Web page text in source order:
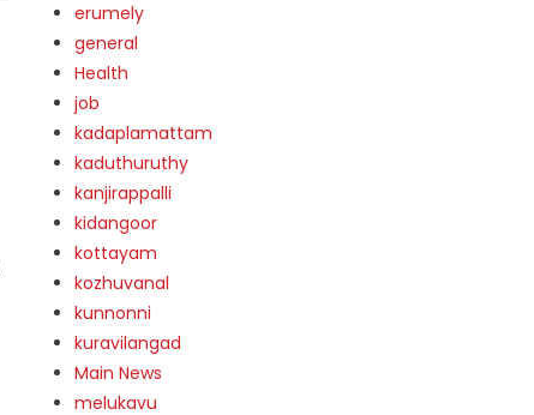
erumely
general
Health
job
kadaplamattam
kaduthuruthy
kanjirappalli
kidangoor
kottayam
kozhuvanal
kunnonni
kuravilangad
Main News
melukavu